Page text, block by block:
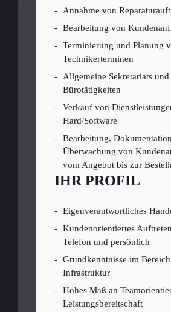
Annahme von
Bearbeitung von
Terminierung und Planung
Technikerterminen
Allgemeine Sekretariats und
Bürotätigkeiten
Verkauf von
Hard/Software
Bearbeitung,
Überwachung von
vom Angebot bis zur
IHR PROFIL
Eigenverantwortliches
Kundenorientiertes
Telefon und persönlich
Grundkenntnisse im
Infrastruktur
Hohes Maß an
Leistungsbereitschaft